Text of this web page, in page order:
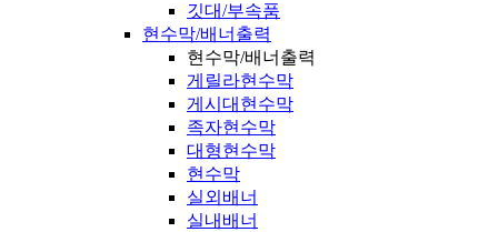
깃대/부속품
현수막/배너출력
현수막/배너출력
게릴라현수막
게시대현수막
족자현수막
대형현수막
현수막
실외배너
실내배너